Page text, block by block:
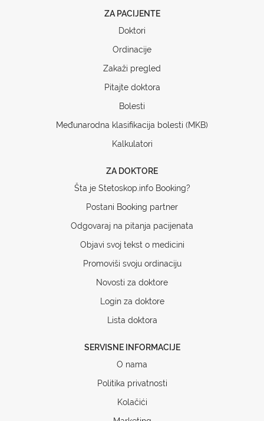
ZA PACIJENTE
Doktori
Ordinacije
Zakaži pregled
Pitajte doktora
Bolesti
Međunarodna klasifikacija bolesti (MKB)
Kalkulatori
ZA DOKTORE
Šta je Stetoskop.info Booking?
Postani Booking partner
Odgovaraj na pitanja pacijenata
Objavi svoj tekst o medicini
Promoviši svoju ordinaciju
Novosti za doktore
Login za doktore
Lista doktora
SERVISNE INFORMACIJE
O nama
Politika privatnosti
Kolačići